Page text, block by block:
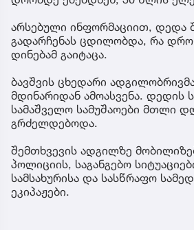
არსებული ინფორმაციით, დედა
გადარჩენას ცდილობდა, რა
დინებამ გაიტაცა.
ბავშვის ცხედარი
მდინარიდან ამოასვენა. დედის
სამაშველო სამუშაოები მთლი
გრძელდებოდა.
შემთხვევის ადგილზე
პოლიციის, საგანგებო
სამსახურისა და სასწრაფო
ეკიპაჟები.